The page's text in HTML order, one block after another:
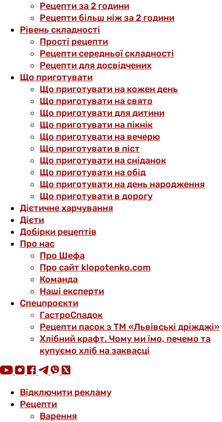
Рецепти за 2 години
Рецепти більш ніж за 2 години
Рівень складності
Прості рецепти
Рецепти середньої складності
Рецепти для досвідчених
Що приготувати
Що приготувати на кожен день
Що приготувати на свято
Що приготувати для дитини
Що приготувати на пікнік
Що приготувати на вечерю
Що приготувати в піст
Що приготувати на сніданок
Що приготувати на обід
Що приготувати на день народження
Що приготувати в дорогу
Дієтичне харчування
Дієти
Добірки рецептів
Про нас
Про Шефа
Про сайт klopotenko.com
Команда
Наші експерти
Спецпроєкти
ГастроСпадок
Рецепти пасок з ТМ «Львівські дріжджі»
Хлібний крафт. Чому ми їмо, печемо та
купуємо хліб на заквасці
Відключити рекламу
Рецепти
Варення